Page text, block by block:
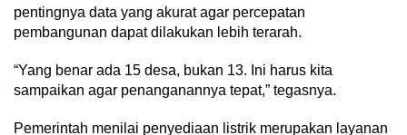
pentingnya data yang akurat agar percepatan
pembangunan dapat dilakukan lebih terarah.
“Yang benar ada 15 desa, bukan 13. Ini harus kita
sampaikan agar penanganannya tepat,” tegasnya.
Pemerintah menilai penyediaan listrik merupakan layanan